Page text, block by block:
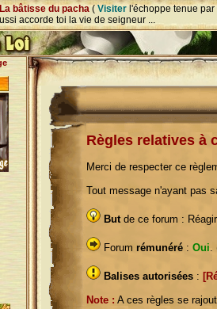
La bâtisse du pacha ( Visiter l'échoppe tenue par
accorde toi la vie de seigneur ...
Règles relatives à
Merci de respecter ce
Tout message n'ayant pas
But de ce forum :
Forum rémunéré : Oui.
Balises autorisées :
Note : A ces règles se